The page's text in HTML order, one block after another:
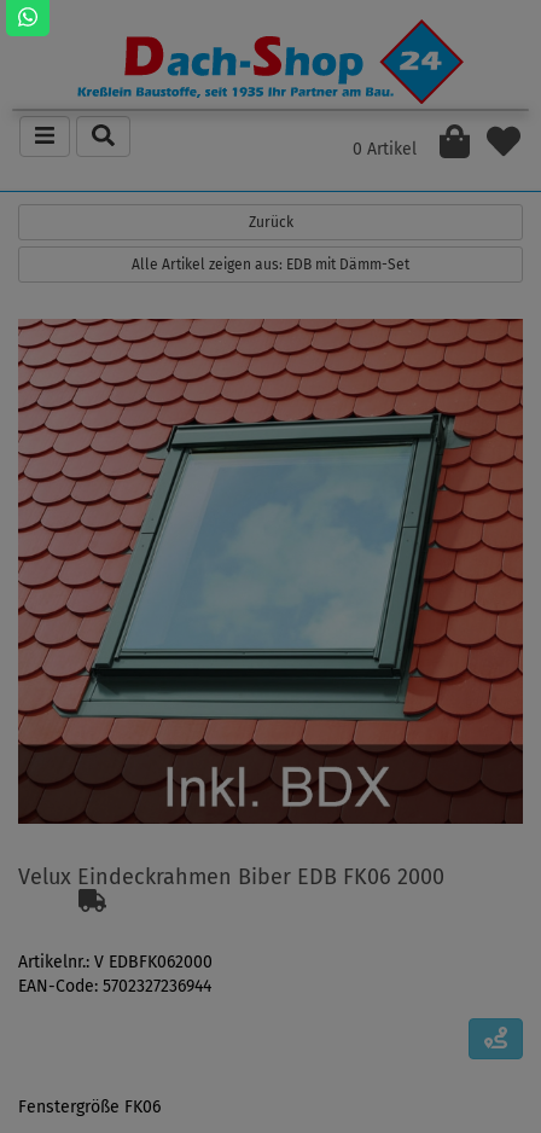
0 Artikel
Zurück
Alle Artikel zeigen aus: EDB mit Dämm-Set
Velux Eindeckrahmen Biber EDB FK06 2000
Artikelnr.: V EDBFK062000
EAN-Code: 5702327236944
Fenstergröße FK06